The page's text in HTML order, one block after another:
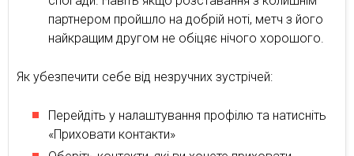
партнером пройшло на добрій ноті, метч з його
найкращим другом не обіцяє нічого хорошого.
Як убезпечити себе від незручних зустрічей:
Перейдіть у налаштування профілю та натисніть
«Приховати контакти»